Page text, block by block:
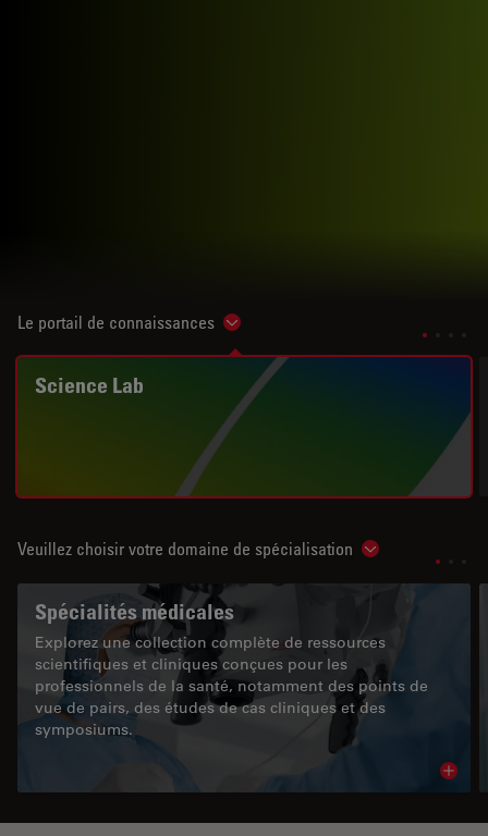
Le portail de connaissances Show subnavigation
Science Lab
Veuillez choisir votre domaine de spécialisation Show
Spécialités médicales
Explorez une collection complète de ressources
scientifiques et cliniques conçues pour les
professionnels de la santé, notamment des points de
vue de pairs, des études de cas cliniques et des
symposiums.